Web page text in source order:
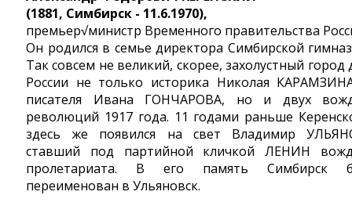
(1881, Симбирск - 11.6.1970),
премьер√министр Временного правительства
Он родился в семье директора Симбирской
Так совсем не великий, скорее, захолустный город
России не только историка Николая
писателя Ивана ГОНЧАРОВА, но и двух
революций 1917 года. 11 годами раньше
здесь же появился на свет Владимир
ставший под партийной кличкой ЛЕНИН
пролетариата. В его память Симбирск
переименован в Ульяновск.